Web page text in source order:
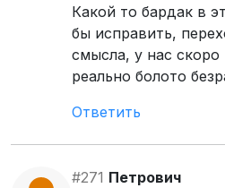
Какой то бардак в
бы исправить,
смысла, у нас скоро
реально болото
Ответить
#271 Петрович